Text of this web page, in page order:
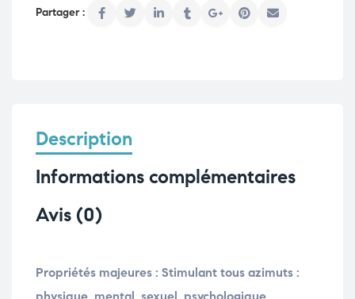
Description
Informations complémentaires
Avis (0)
Propriétés majeures : Stimulant tous azimuts :